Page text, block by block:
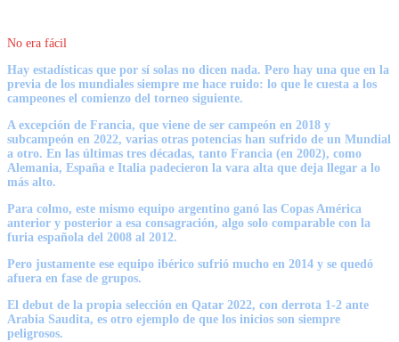
No era fácil
Hay estadísticas que por sí solas no dicen nada. Pero hay una que en la
previa de los mundiales siempre me hace ruido: lo que le cuesta a los
campeones el comienzo del torneo siguiente.
A excepción de Francia, que viene de ser campeón en 2018 y
subcampeón en 2022, varias otras potencias han sufrido de un Mundial
a otro. En las últimas tres décadas, tanto Francia (en 2002), como
Alemania, España e Italia padecieron la vara alta que deja llegar a lo
más alto.
Para colmo, este mismo equipo argentino ganó las Copas América
anterior y posterior a esa consagración, algo solo comparable con la
furia española del 2008 al 2012.
Pero justamente ese equipo ibérico sufrió mucho en 2014 y se quedó
afuera en fase de grupos.
El debut de la propia selección en Qatar 2022, con derrota 1-2 ante
Arabia Saudita, es otro ejemplo de que los inicios son siempre
peligrosos.